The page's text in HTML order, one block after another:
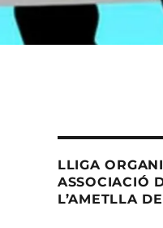
LLIGA
ASSOCIACIÓ
L’AMETLLA